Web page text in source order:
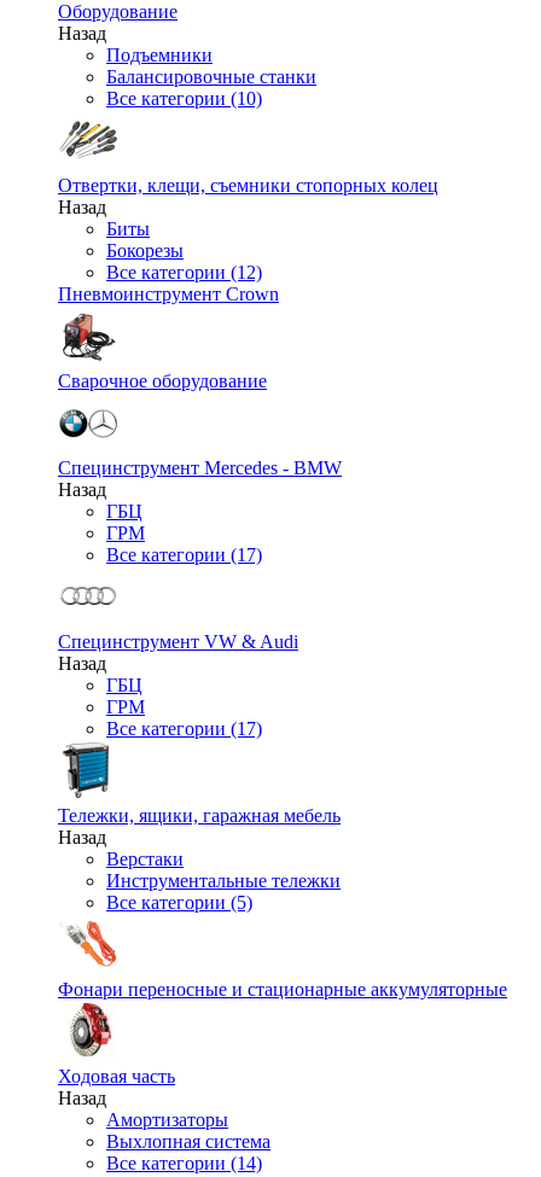
Оборудование
Назад
Подъемники
Балансировочные станки
Все категории (10)
Отвертки, клещи, съемники стопорных колец
Назад
Биты
Бокорезы
Все категории (12)
Пневмоинструмент Crown
Сварочное оборудование
Специнструмент Mercedes - BMW
Назад
ГБЦ
ГРМ
Все категории (17)
Специнструмент VW & Audi
Назад
ГБЦ
ГРМ
Все категории (17)
Тележки, ящики, гаражная мебель
Назад
Верстаки
Инструментальные тележки
Все категории (5)
Фонари переносные и стационарные аккумуляторные
Ходовая часть
Назад
Амортизаторы
Выхлопная система
Все категории (14)